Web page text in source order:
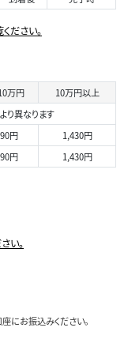
ださい。
万円
10万円以上
り異なります
円
1,430円
円 1,430円
い。
にお振込みください。